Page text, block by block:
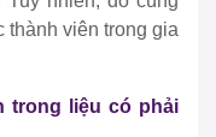
viên trong gia
trong liệu có phải